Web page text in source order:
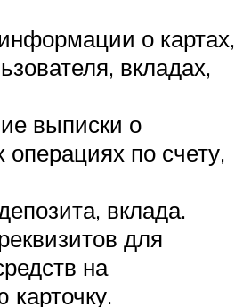
о картах,
вкладах,
выписки о
операциях по счету,
вклада.
для
на
карточку.